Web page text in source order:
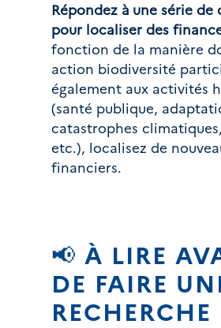
Répondez à une série de
pour localiser des
fonction de la manière
action biodiversité
également aux activités
(santé publique,
catastrophes
etc.), localisez de
financiers.
📢 À LIRE
DE FAIRE
RECHERCHE